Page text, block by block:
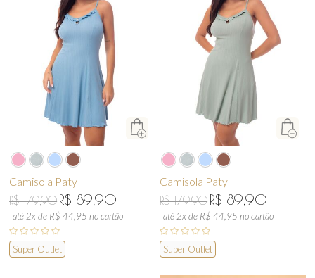
Camisola Paty
R$ 179,90 R$ 89,90
até 2x de R$ 44,95 no cartão
Super Outlet
Camisola Paty
R$ 179,90 R$ 89,90
até 2x de R$ 44,95 no cartão
Super Outlet